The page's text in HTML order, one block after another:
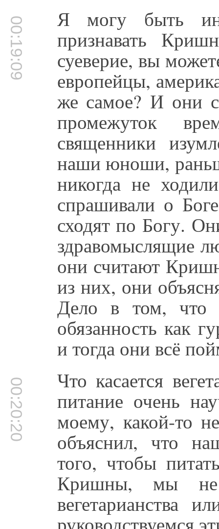
00:19:09 Я могу быть
признавать
суеверие, вы
европейцы,
же самое? И они
промежуток
священники
наши юноши,
никогда не
спрашивали о
сходят по Богу.
здравомыслящие
они считают
из них, они
Дело в том, что
обязанность как
и тогда они всё
00:20:20 Что касается
питание очень
моему, какой-то
объяснил, что
того, чтобы
Кришны, мы не
вегетарианства